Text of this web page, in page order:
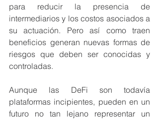
para reducir la presencia de
intermediarios y los costos asociados a
su actuación. Pero así como traen
beneficios generan nuevas formas de
riesgos que deben ser conocidas y
controladas.
Aunque las DeFi son todavía
plataformas incipientes, pueden en un
futuro no tan lejano representar un